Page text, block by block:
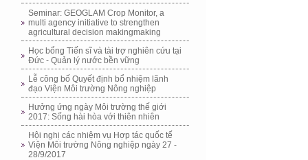
Seminar: GEOGLAM Crop Monitor, a
multi agency initiative to strengthen
agricultural decision makingmaking
Học bổng Tiến sĩ và tài trợ nghiên cứu tại
Đức - Quản lý nước bền vững
Lễ công bố Quyết định bổ nhiệm lãnh
đạo Viện Môi trường Nông nghiệp
Hưởng ứng ngày Môi trường thế giới
2017: Sống hài hòa với thiên nhiên
Hội nghị các nhiệm vụ Hợp tác quốc tế
Viện Môi trường Nông nghiệp ngày 27 -
28/9/2017